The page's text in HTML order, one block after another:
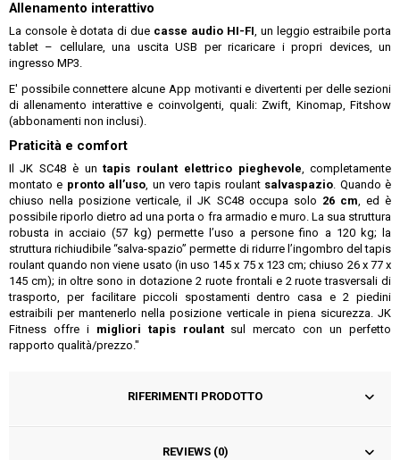
Allenamento interattivo
La console è dotata di due casse audio HI-FI, un leggio estraibile porta
tablet – cellulare, una uscita USB per ricaricare i propri devices, un
ingresso MP3.
E' possibile connettere alcune App motivanti e divertenti per delle sezioni
di allenamento interattive e coinvolgenti, quali: Zwift, Kinomap, Fitshow
(abbonamenti non inclusi).
Praticità e comfort
Il JK SC48 è untapis roulant elettrico pieghevole, completamente
montato e pronto all’uso, un vero tapis roulant salvaspazio. Quando è
chiuso nella posizione verticale, il JK SC48 occupa solo 26 cm, ed è
possibile riporlo dietro ad una porta o fra armadio e muro. La sua struttura
robusta in acciaio (57 kg) permette l’uso a persone fino a 120 kg; la
struttura richiudibile “salva-spazio” permette di ridurre l’ingombro del tapis
roulant quando non viene usato (in uso 145 x 75 x 123 cm; chiuso 26 x 77 x
145 cm); in oltre sono in dotazione 2 ruote frontali e 2 ruote trasversali di
trasporto, per facilitare piccoli spostamenti dentro casa e 2 piedini
estraibili per mantenerlo nella posizione verticale in piena sicurezza. JK
Fitness offre imigliori tapis roulantsul mercato con un perfetto
rapporto qualità/prezzo."
RIFERIMENTI PRODOTTO
REVIEWS (0)